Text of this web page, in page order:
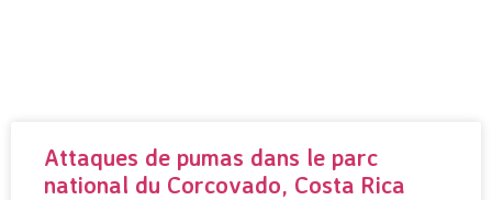
Attaques de pumas dans le parc
national du Corcovado, Costa Rica